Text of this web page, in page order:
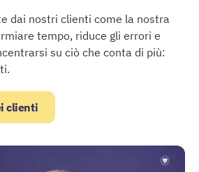
dai nostri clienti come la nostra
tempo, riduce gli errori e
su ciò che conta di più:
clienti